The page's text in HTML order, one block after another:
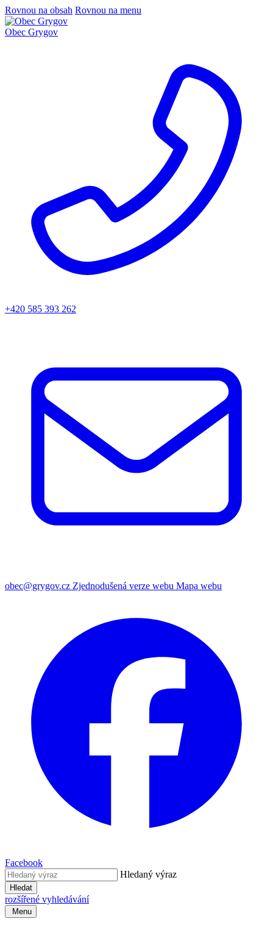
Rovnou na obsah Rovnou na menu
Obec Grygov
+420 585 393 262
obec@grygov.cz Zjednodušená verze webu Mapa webu
Facebook
Hledaný výraz
Hledat
rozšířené vyhledávání
Menu